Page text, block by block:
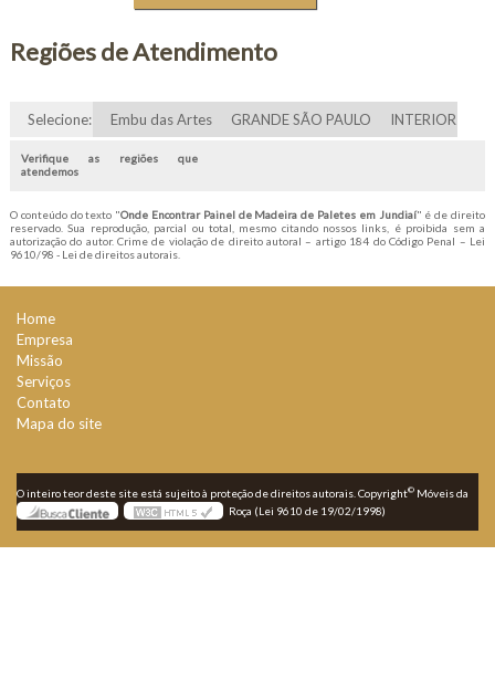
Regiões de Atendimento
Selecione: Embu das Artes GRANDE SÃO PAULO INTERIOR
Verifique as regiões que
atendemos
O conteúdo do texto "Onde Encontrar Painel de Madeira de Paletes em Jundiaí" é de direito
reservado. Sua reprodução, parcial ou total, mesmo citando nossos links, é proibida sem a
autorização do autor. Crime de violação de direito autoral – artigo 184 do Código Penal – Lei
9610/98 - Lei de direitos autorais.
Home
Empresa
Missão
Serviços
Contato
Mapa do site
O inteiro teor deste site está sujeito à proteção de direitos autorais. Copyright© Móveis da
Roça (Lei 9610 de 19/02/1998)